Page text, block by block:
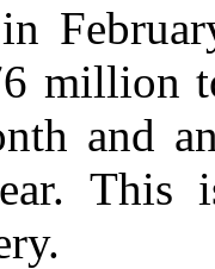
million
and